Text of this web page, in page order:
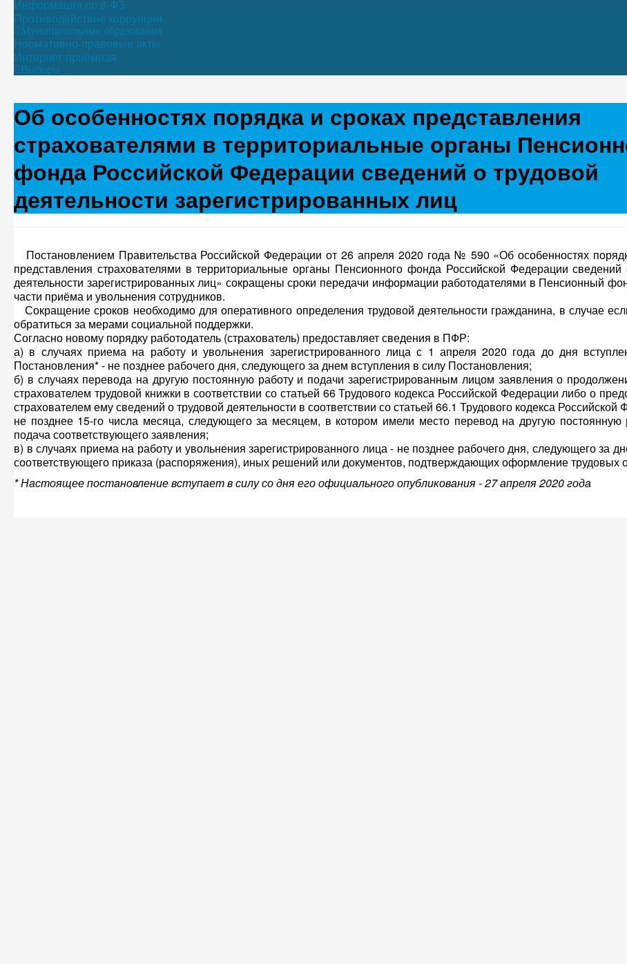
Информация по 8-ФЗ
Противодействие коррупции
Муниципальные образования
Нормативно-правовые акты
Интернет-приёмная
Выборы
Об особенностях порядка и сроках представления
страхователями в территориальные органы
фонда Российской Федерации сведений о трудовой
деятельности зарегистрированных лиц
Постановлением Правительства Российской Федерации от 26 апреля 2020 года № 590 «Об особенностях
представления страхователями в территориальные органы Пенсионного фонда Российской Федерации сведений
деятельности зарегистрированных лиц» сокращены сроки передачи информации работодателями в Пенсионный
части приёма и увольнения сотрудников.
Сокращение сроков необходимо для оперативного определения трудовой деятельности гражданина, в случае
обратиться за мерами социальной поддержки.
Согласно новому порядку работодатель (страхователь) предоставляет сведения в ПФР:
а) в случаях приема на работу и увольнения зарегистрированного лица с 1 апреля 2020 года до дня
Постановления* - не позднее рабочего дня, следующего за днем вступления в силу Постановления;
б) в случаях перевода на другую постоянную работу и подачи зарегистрированным лицом заявления о
страхователем трудовой книжки в соответствии со статьей 66 Трудового кодекса Российской Федерации либо о
страхователем ему сведений о трудовой деятельности в соответствии со статьей 66.1 Трудового кодекса Российской
не позднее 15-го числа месяца, следующего за месяцем, в котором имели место перевод на другую постоянную
подача соответствующего заявления;
в) в случаях приема на работу и увольнения зарегистрированного лица - не позднее рабочего дня, следующего за
соответствующего приказа (распоряжения), иных решений или документов, подтверждающих оформление трудовых
* Настоящее постановление вступает в силу со дня его официального опубликования - 27 апреля 2020 года